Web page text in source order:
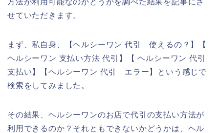
せていただきます。
まず、私自身、【ヘルシーワン 代引 使えるの？】【
ヘルシーワン 支払い方法 代引】【 ヘルシーワン 代引
支払い】【ヘルシーワン 代引 エラー】という感じで
検索をしてみました。
その結果、ヘルシーワンのお店で代引の支払い方法が
利用できるのか？それともできないかどうかは、ヘル